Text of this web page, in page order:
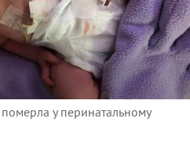
у перинатальному